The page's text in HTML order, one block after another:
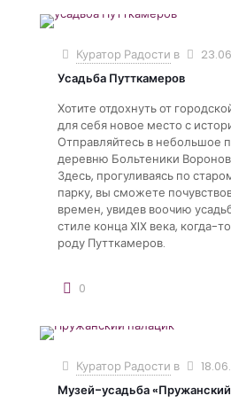
Куратор Радости в
Усадьба Путткамеров
Хотите отдохнуть от
для себя новое место с
Отправляйтесь в небольшое
деревню Больтеники
Здесь, прогуливаясь по
парку, вы сможете
времен, увидев воочию
стиле конца XIX века, когда-
роду Путткамеров.
0
Куратор Радости в
Музей-усадьба «Пружанский